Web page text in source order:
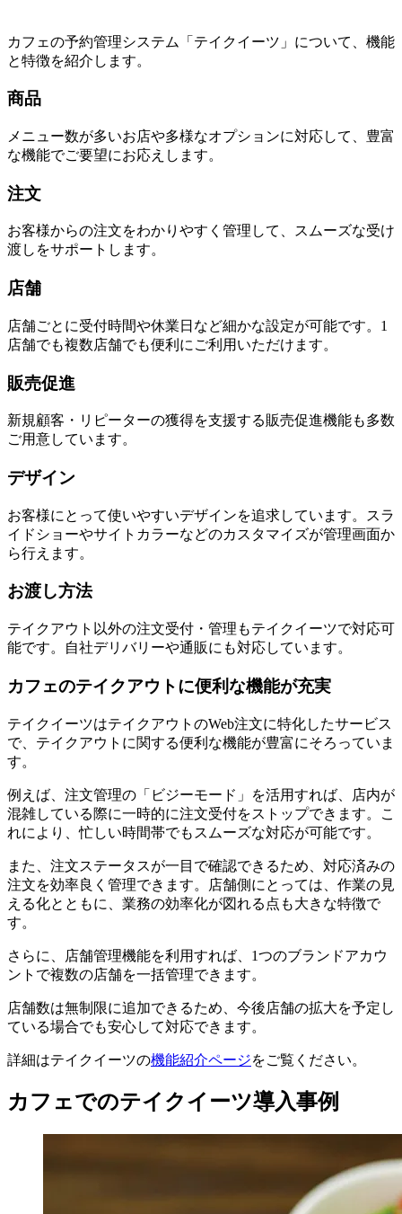
カフェの予約管理システム「テイクイーツ」について、機能
と特徴を紹介します。
商品
メニュー数が多いお店や多様なオプションに対応して、豊富
な機能でご要望にお応えします。
注文
お客様からの注文をわかりやすく管理して、スムーズな受け
渡しをサポートします。
店舗
店舗ごとに受付時間や休業日など細かな設定が可能です。1
店舗でも複数店舗でも便利にご利用いただけます。
販売促進
新規顧客・リピーターの獲得を支援する販売促進機能も多数
ご用意しています。
デザイン
お客様にとって使いやすいデザインを追求しています。スラ
イドショーやサイトカラーなどのカスタマイズが管理画面か
ら行えます。
お渡し方法
テイクアウト以外の注文受付・管理もテイクイーツで対応可
能です。自社デリバリーや通販にも対応しています。
カフェのテイクアウトに便利な機能が充実
テイクイーツはテイクアウトのWeb注文に特化したサービス
で、テイクアウトに関する便利な機能が豊富にそろっていま
す。
例えば、注文管理の「ビジーモード」を活用すれば、店内が
混雑している際に一時的に注文受付をストップできます。こ
れにより、忙しい時間帯でもスムーズな対応が可能です。
また、注文ステータスが一目で確認できるため、対応済みの
注文を効率良く管理できます。店舗側にとっては、作業の見
える化とともに、業務の効率化が図れる点も大きな特徴で
す。
さらに、店舗管理機能を利用すれば、1つのブランドアカウ
ントで複数の店舗を一括管理できます。
店舗数は無制限に追加できるため、今後店舗の拡大を予定し
ている場合でも安心して対応できます。
詳細はテイクイーツの機能紹介ページをご覧ください。
カフェでのテイクイーツ導入事例